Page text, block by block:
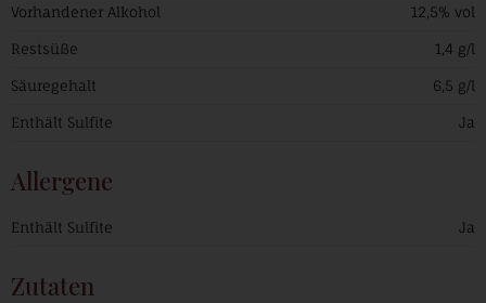
Vorhandener Alkohol 12,5% vol
Restsüße 1,4 g/l
Säuregehalt 6,5 g/l
Enthält Sulfite Ja
Allergene
Enthält Sulfite Ja
Zutaten